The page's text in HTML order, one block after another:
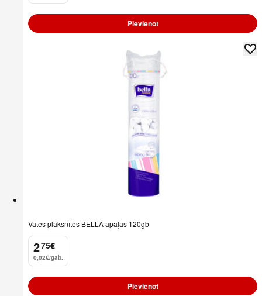
Pievienot
Vates plāksnītes BELLA apaļas 120gb
2
. 75€
0,02€/gab.
Pievienot